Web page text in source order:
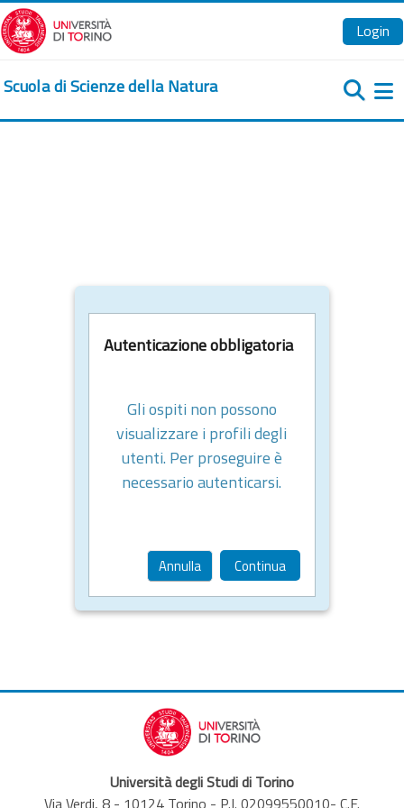
Vai al contenuto principale
Login
Scuola di Scienze della Natura
Autenticazione obbligatoria
Gli ospiti non possono
visualizzare i profili degli
utenti. Per proseguire è
necessario autenticarsi.
Annulla Continua
Università degli Studi di Torino
Via Verdi, 8 - 10124 Torino - P.I. 02099550010- C.F.